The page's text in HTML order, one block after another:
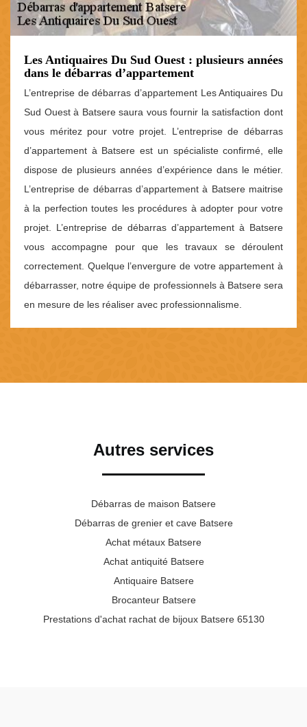
Les Antiquaires Du Sud Ouest : plusieurs années
dans le débarras d’appartement
L’entreprise de débarras d’appartement Les Antiquaires Du
Sud Ouest à Batsere saura vous fournir la satisfaction dont
vous méritez pour votre projet. L’entreprise de débarras
d’appartement à Batsere est un spécialiste confirmé, elle
dispose de plusieurs années d’expérience dans le métier.
L’entreprise de débarras d’appartement à Batsere maitrise
à la perfection toutes les procédures à adopter pour votre
projet. L’entreprise de débarras d’appartement à Batsere
vous accompagne pour que les travaux se déroulent
correctement. Quelque l’envergure de votre appartement à
débarrasser, notre équipe de professionnels à Batsere sera
en mesure de les réaliser avec professionnalisme.
Autres services
Débarras de maison Batsere
Débarras de grenier et cave Batsere
Achat métaux Batsere
Achat antiquité Batsere
Antiquaire Batsere
Brocanteur Batsere
Prestations d'achat rachat de bijoux Batsere 65130